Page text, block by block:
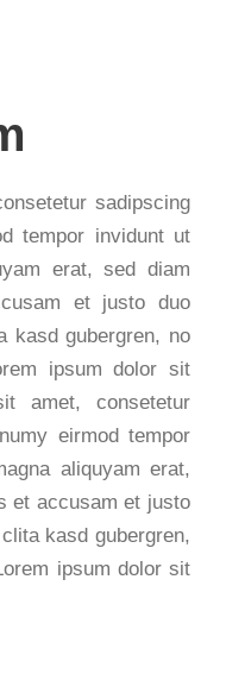
sadipscing
tempor invidunt ut
erat, sed diam
et justo duo
kasd gubergren, no
ipsum dolor sit
amet, consetetur
eirmod tempor
aliquyam erat,
et accusam et justo
kasd gubergren,
ipsum dolor sit